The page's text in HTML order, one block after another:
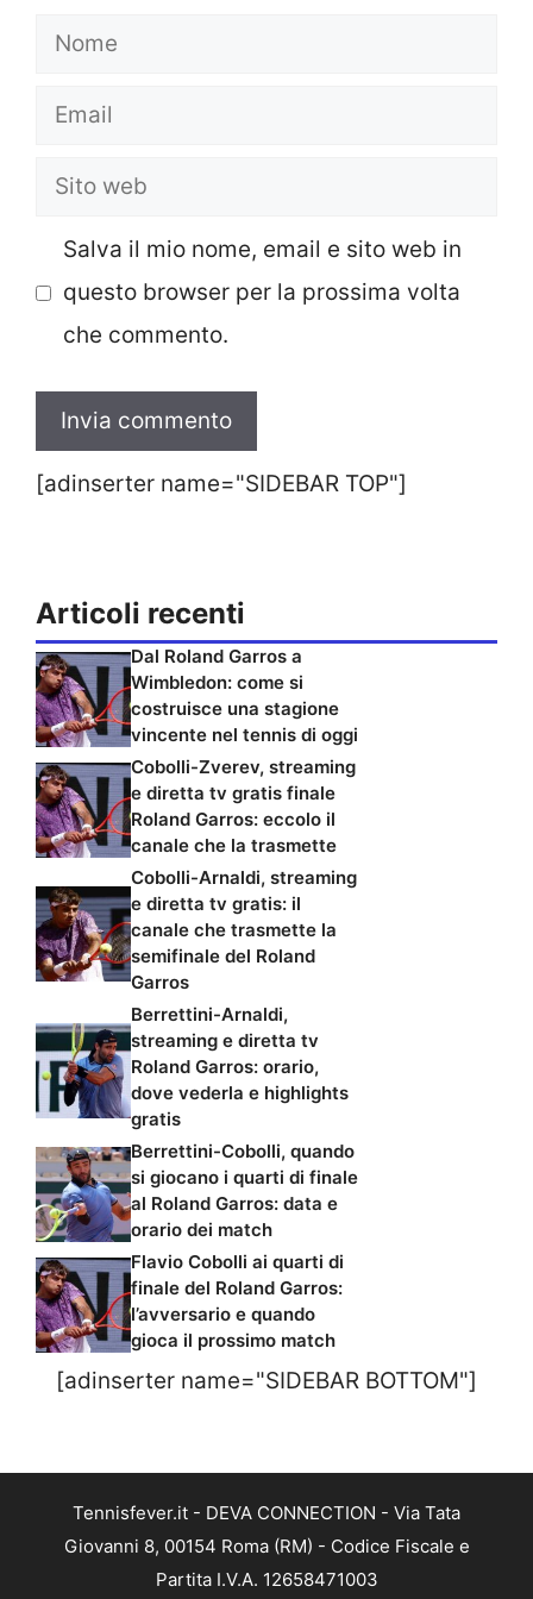
Nome
Email
Sito
Salva il mio nome, email e sito web in
questo browser per la prossima volta
che commento.
[adinserter name="SIDEBAR TOP"]
Articoli recenti
Dal Roland Garros a
Wimbledon: come si
costruisce una stagione
vincente nel tennis di oggi
Cobolli-Zverev, streaming
e diretta tv gratis finale
Roland Garros: eccolo il
canale che la trasmette
Cobolli-Arnaldi, streaming
e diretta tv gratis: il
canale che trasmette la
semifinale del Roland
Garros
Berrettini-Arnaldi,
streaming e diretta tv
Roland Garros: orario,
dove vederla e highlights
gratis
Berrettini-Cobolli, quando
si giocano i quarti di finale
al Roland Garros: data e
orario dei match
Flavio Cobolli ai quarti di
finale del Roland Garros:
l’avversario e quando
gioca il prossimo match
[adinserter name="SIDEBAR BOTTOM"]
Tennisfever.it - DEVA CONNECTION - Via Tata
Giovanni 8, 00154 Roma (RM) - Codice Fiscale e
Partita I.V.A. 12658471003